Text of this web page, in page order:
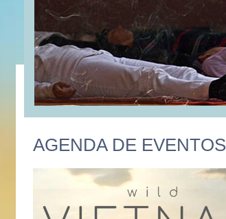
AGENDA DE EVENTOS